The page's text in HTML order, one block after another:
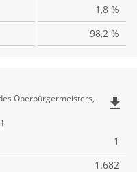
1,8 %
98,2 %
Oberbürgermeisters,
file_download
1
1.682